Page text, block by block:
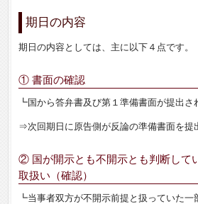
期日の内容
期日の内容としては、主に以下４点です。
① 書面の確認
┗国から答弁書及び第１準備書面が提出さ
⇒次回期日に原告側が反論の準備書面を提
② 国が開示とも不開示とも判断して
取扱い（確認）
┗当事者双方が不開示前提と扱っていた一